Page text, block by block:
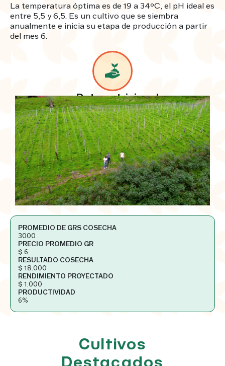
La temperatura óptima es de 19 a 34ºC, el pH ideal es
entre 5,5 y 6,5. Es un cultivo que se siembra
anualmente e inicia su etapa de producción a partir
del mes 6.
Image
Dato nutricional
Image
Ubicaciones
PRECIO PROMEDIO GR
$ 6
RESULTADO COSECHA
$ 18.000
RENDIMIENTO PROYECTADO
$ 1.000
PRODUCTIVIDAD
6%
Cultivos
Destacados